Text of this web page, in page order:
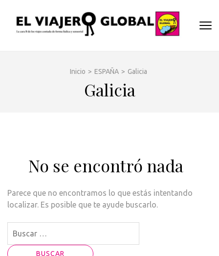
contenido
EL
Un
sabores
Inicio > ESPAÑA > Galicia
Galicia
No se encontró nada
Parece que no encontramos lo que estás intentando
localizar. Es posible que te ayude buscarlo.